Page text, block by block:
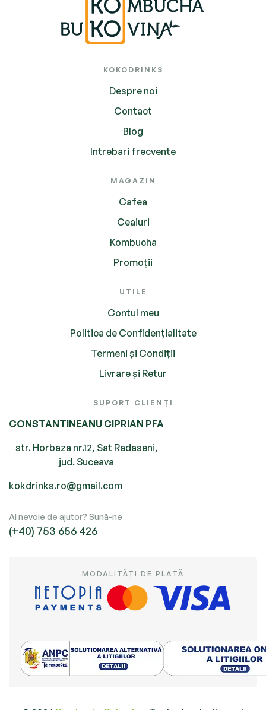
KOKODRINKS
Despre noi
Contact
Blog
Intrebari frecvente
MAGAZIN
Cafea
Ceaiuri
Kombucha
Promoții
UTILE
Contul meu
Politica de Confidențialitate
Termeni și Condiții
Livrare și Retur
SUPORT CLIENȚI
CONSTANTINEANU CIPRIAN PFA
str. Horbaza nr.12, Sat Radaseni,
jud. Suceava
kokdrinks.ro@gmail.com
Ai nevoie de ajutor? Sună-ne
(+40) 753 656 426
MODALITĂȚI DE PLATĂ